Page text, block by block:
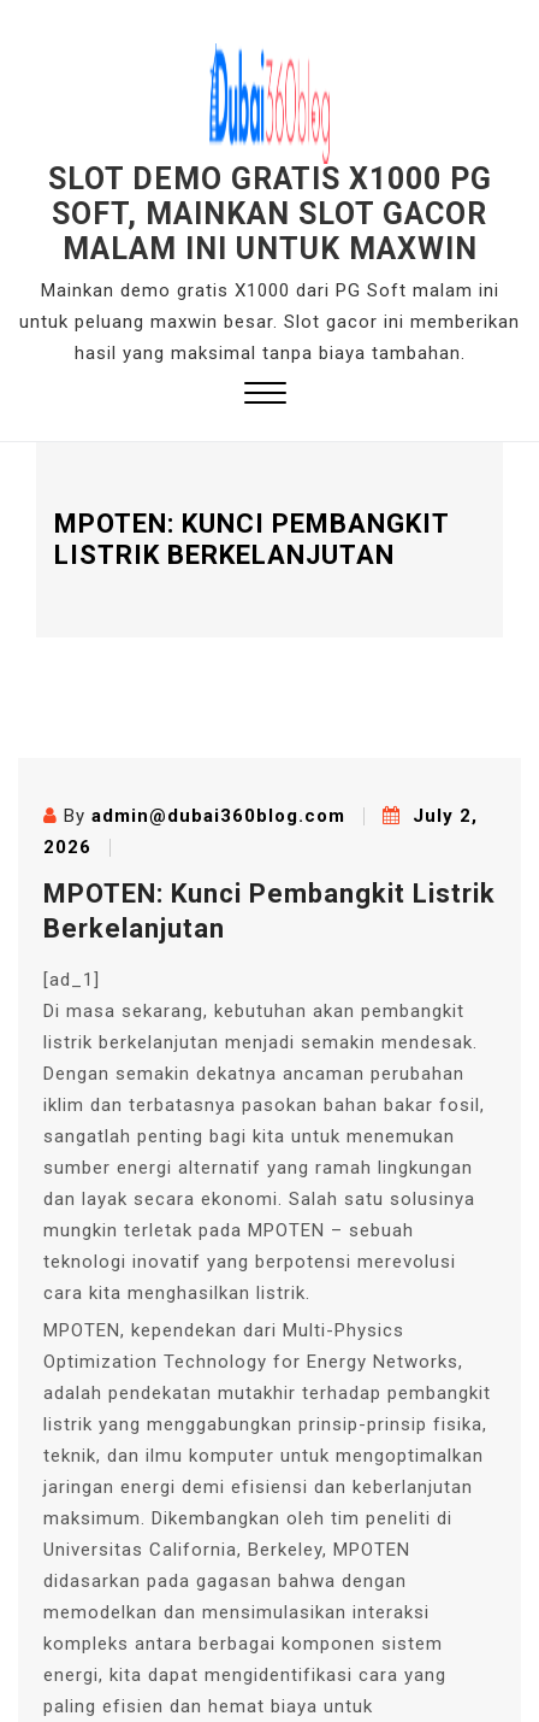
SLOT DEMO GRATIS X1000 PG
SOFT, MAINKAN SLOT GACOR
MALAM INI UNTUK MAXWIN
Mainkan demo gratis X1000 dari PG Soft malam ini
untuk peluang maxwin besar. Slot gacor ini memberikan
hasil yang maksimal tanpa biaya tambahan.
MPOTEN: KUNCI PEMBANGKIT
LISTRIK BERKELANJUTAN
By admin@dubai360blog.com
July 2,
2026
MPOTEN: Kunci Pembangkit Listrik
Berkelanjutan
[ad_1]
Di masa sekarang, kebutuhan akan pembangkit
listrik berkelanjutan menjadi semakin mendesak.
Dengan semakin dekatnya ancaman perubahan
iklim dan terbatasnya pasokan bahan bakar fosil,
sangatlah penting bagi kita untuk menemukan
sumber energi alternatif yang ramah lingkungan
dan layak secara ekonomi. Salah satu solusinya
mungkin terletak pada MPOTEN – sebuah
teknologi inovatif yang berpotensi merevolusi
cara kita menghasilkan listrik.
MPOTEN, kependekan dari Multi-Physics
Optimization Technology for Energy Networks,
adalah pendekatan mutakhir terhadap pembangkit
listrik yang menggabungkan prinsip-prinsip fisika,
teknik, dan ilmu komputer untuk mengoptimalkan
jaringan energi demi efisiensi dan keberlanjutan
maksimum. Dikembangkan oleh tim peneliti di
Universitas California, Berkeley, MPOTEN
didasarkan pada gagasan bahwa dengan
memodelkan dan mensimulasikan interaksi
kompleks antara berbagai komponen sistem
energi, kita dapat mengidentifikasi cara yang
paling efisien dan hemat biaya untuk